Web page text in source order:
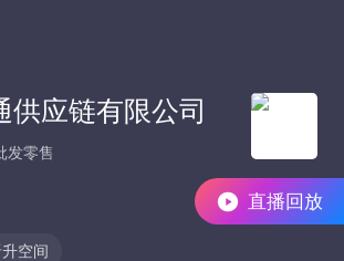
直播回放
供应链有限公司
发零售
空间